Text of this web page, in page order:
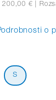
200,00 € |
o
S